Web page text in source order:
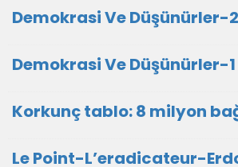
Demokrasi Ve Düşünürler-2
Demokrasi Ve Düşünürler-1
Korkunç tablo: 8 milyon
Le Point-L’eradicateur-